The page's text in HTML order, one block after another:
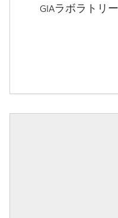
GIAラボラトリ